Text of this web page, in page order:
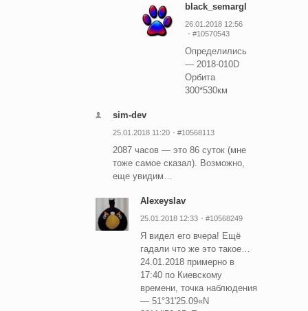
black_semargl
26.01.2018 12:56
#10570543
Определились
— 2018-010D
Орбита
300*530км
sim-dev
25.01.2018 11:20 #10568113
2087 часов — это 86 суток (мне
тоже самое сказал). Возможно,
еще увидим…
Alexeyslav
25.01.2018 12:33 #10568249
Я видел его вчера! Ещё
гадали что же это такое…
24.01.2018 примерно в
17:40 по Киевскому
времени, точка наблюдения
— 51°31'25.09«N